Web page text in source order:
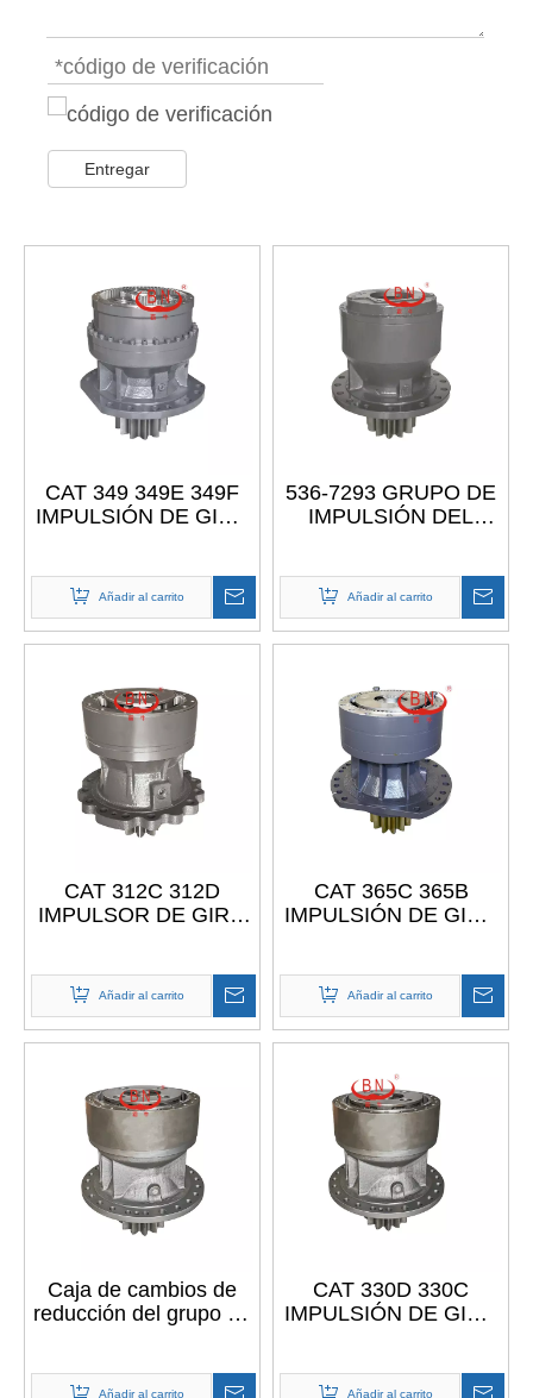
Entregar
CAT 349 349E 349F
IMPULSIÓN DE GIRO
Añadir al carrito
536-7293 GRUPO DE
IMPULSIÓN DEL
Añadir al carrito
CAT 312C 312D
IMPULSOR DE GIRO
333-3073
Añadir al carrito
CAT 365C 365B
IMPULSIÓN DE GIRO
199-4590
Añadir al carrito
Caja de cambios de
reducción del grupo de
piezas de maquinaria
Añadir al carrito
CAT 330D 330C
IMPULSIÓN DE GIRO
Añadir al carrito